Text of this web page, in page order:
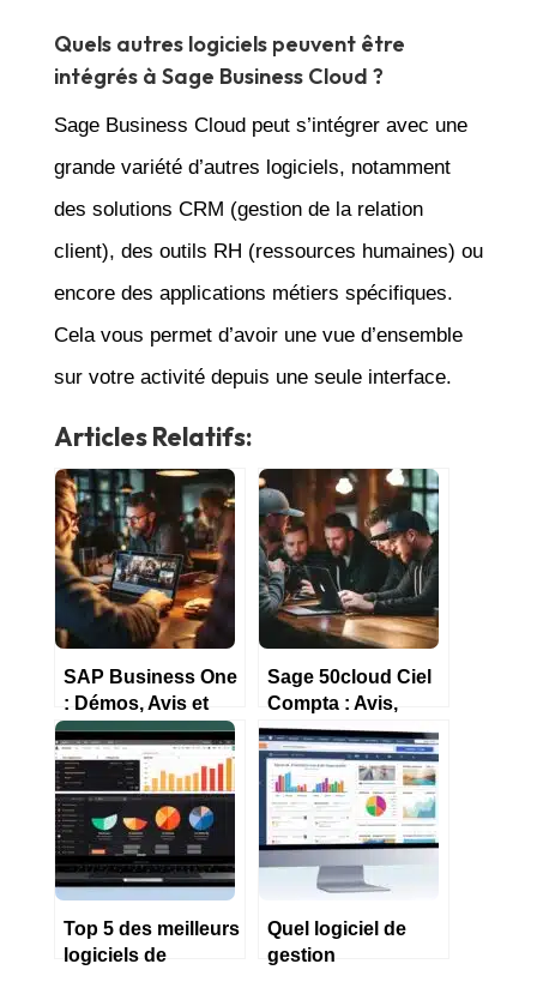
Quels autres logiciels peuvent être
intégrés à Sage Business Cloud ?
Sage Business Cloud peut s’intégrer avec une
grande variété d’autres logiciels, notamment
des solutions CRM (gestion de la relation
client), des outils RH (ressources humaines) ou
encore des applications métiers spécifiques.
Cela vous permet d’avoir une vue d’ensemble
sur votre activité depuis une seule interface.
Articles Relatifs:
SAP Business One
: Démos, Avis et
prix de ce logiciel
2023
Sage 50cloud Ciel
Compta : Avis,
démo, prix et
alternatives 2023
Top 5 des meilleurs
logiciels de
Quel logiciel de
gestion